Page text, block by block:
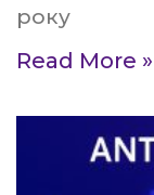
року
Read More »